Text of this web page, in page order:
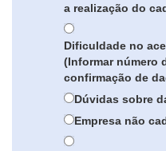
a realização do
Dificuldade no
(Informar número
confirmação de
Dúvidas sobre
Empresa não